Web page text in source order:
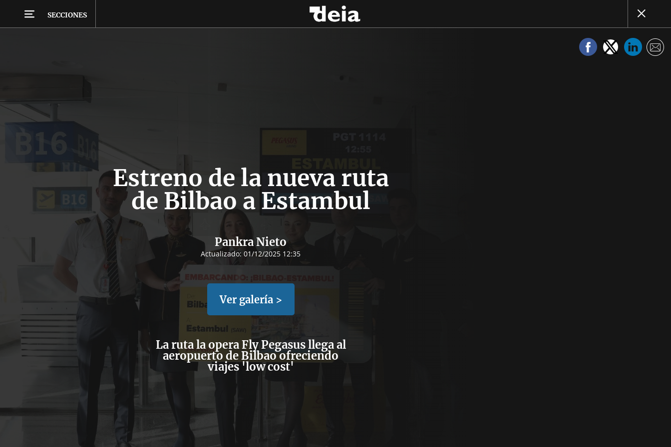
SECCIONES
Estreno de la nueva ruta
de Bilbao a Estambul
Pankra Nieto
Actualizado: 01/12/2025 12:35
Ver galería >
La ruta la opera Fly Pegasus llega al
aeropuerto de Bilbao ofreciendo
viajes 'low cost'